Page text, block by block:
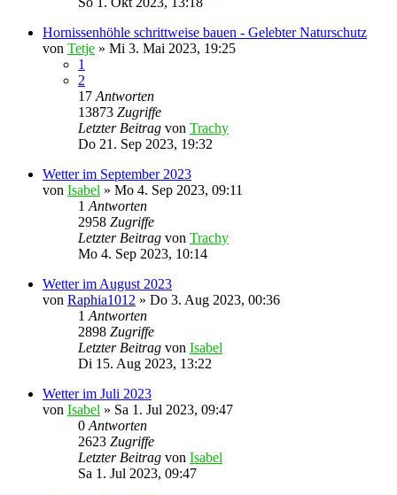
Hornissenhöhle schrittweise bauen - Gelebter Naturschutz
von Tetje » Mi 3. Mai 2023, 19:25
1
2
17Antworten
13873 Zugriffe
Letzter Beitrag von Trachy
Do 21. Sep 2023, 19:32
Wetter im September 2023
von Isabel » Mo 4. Sep 2023, 09:11
1Antworten
2958 Zugriffe
Letzter Beitrag von Trachy
Mo 4. Sep 2023, 10:14
Wetter im August 2023
von Raphia1012 » Do 3. Aug 2023, 00:36
1Antworten
2898 Zugriffe
Letzter Beitrag von Isabel
Di 15. Aug 2023, 13:22
Wetter im Juli 2023
von Isabel » Sa 1. Jul 2023, 09:47
0Antworten
2623 Zugriffe
Letzter Beitrag von Isabel
Sa 1. Jul 2023, 09:47